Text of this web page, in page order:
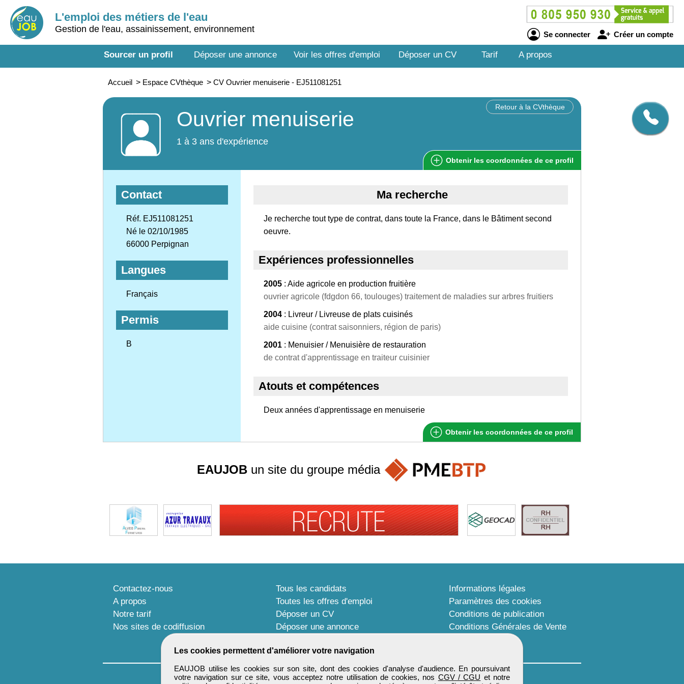
L'emploi des métiers de l'eau
Gestion de l'eau, assainissement, environnement
Se connecter Créer un compte
Sourcer un profil Déposer une annonce Voir les offres d'emploi Déposer un CV Tarif A propos
Accueil > Espace CVthèque > CV Ouvrier menuiserie - EJ511081251
Retour à la CVthèque
Ouvrier menuiserie
1 à 3 ans d'expérience
Obtenir les coordonnées de ce profil
Contact
Réf. EJ511081251
Né le 02/10/1985
66000 Perpignan
Langues
Français
Permis
B
Ma recherche
Je recherche tout type de contrat, dans toute la France, dans le Bâtiment second
oeuvre.
Expériences professionnelles
2005 : Aide agricole en production fruitière
ouvrier agricole (fdgdon 66, toulouges) traitement de maladies sur arbres fruitiers
2004 : Livreur / Livreuse de plats cuisinés
aide cuisine (contrat saisonniers, région de paris)
2001 : Menuisier / Menuisière de restauration
de contrat d'apprentissage en traiteur cuisinier
Atouts et compétences
Deux années d'apprentissage en menuiserie
Obtenir les coordonnées de ce profil
Les cookies permettent d'améliorer votre navigation
EAUJOB utilise les cookies sur son site, dont des cookies d'analyse d'audience. En poursuivant
votre navigation sur ce site, vous acceptez notre utilisation de cookies, nos CGV / CGU et notre
EAUJOB un site du groupe média
Contactez-nous
A propos
Notre tarif
Nos sites de codiffusion
Tous les candidats
Toutes les offres d'emploi
Déposer un CV
Déposer une annonce
Informations légales
Paramètres des cookies
Conditions de publication
Conditions Générales de Vente